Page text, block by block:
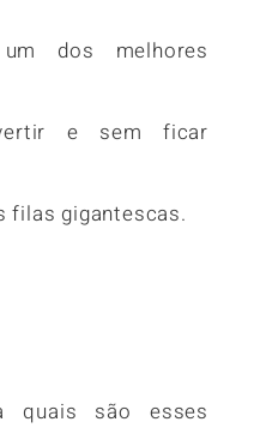
dos melhores
e sem ficar
filas gigantescas.
quais são esses